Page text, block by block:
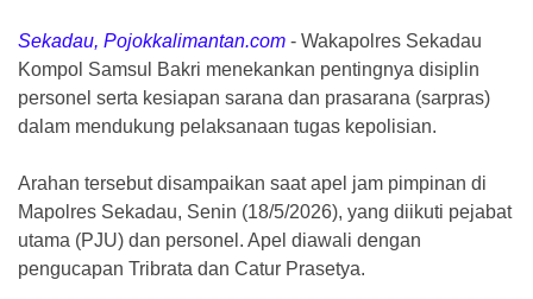
Sekadau, Pojokkalimantan.com - Wakapolres Sekadau
Kompol Samsul Bakri menekankan pentingnya disiplin
personel serta kesiapan sarana dan prasarana (sarpras)
dalam mendukung pelaksanaan tugas kepolisian.
Arahan tersebut disampaikan saat apel jam pimpinan di
Mapolres Sekadau, Senin (18/5/2026), yang diikuti pejabat
utama (PJU) dan personel. Apel diawali dengan
pengucapan Tribrata dan Catur Prasetya.